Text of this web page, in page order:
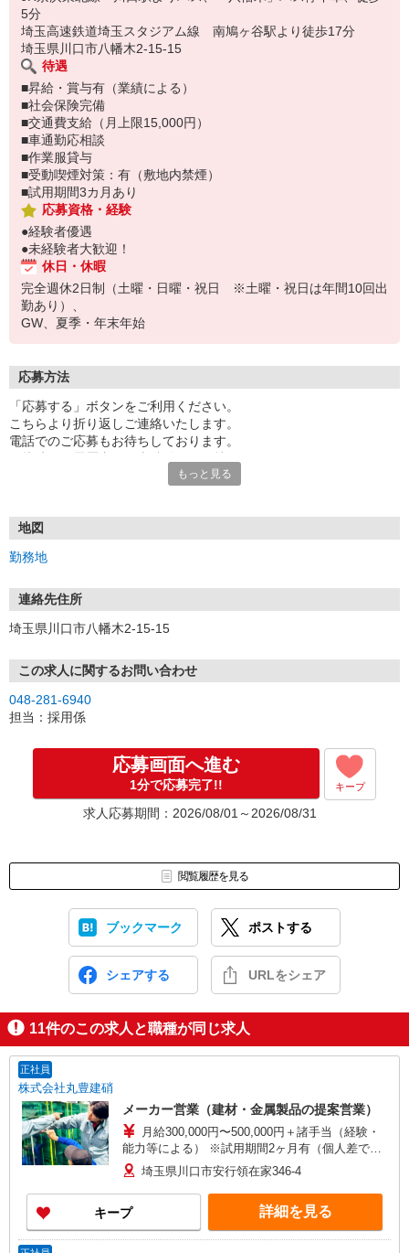
5分
埼玉高速鉄道埼玉スタジアム線 南鳩ヶ谷駅より徒歩17分
埼玉県川口市八幡木2-15-15
待遇
■昇給・賞与有（業績による）
■社会保険完備
■交通費支給（月上限15,000円）
■車通勤応相談
■作業服貸与
■受動喫煙対策：有（敷地内禁煙）
■試用期間3カ月あり
応募資格・経験
●経験者優遇
●未経験者大歓迎！
休日・休暇
完全週休2日制（土曜・日曜・祝日 ※土曜・祝日は年間10回出
勤あり）、
GW、夏季・年末年始
応募方法
「応募する」ボタンをご利用ください。
こちらより折り返しご連絡いたします。
電話でのご応募もお待ちしております。
もっと見る
地図
勤務地
連絡先住所
埼玉県川口市八幡木2-15-15
この求人に関するお問い合わせ
048-281-6940
担当：採用係
応募画面へ進む
1分で応募完了!! キープ
求人応募期間：2026/08/01～2026/08/31
閲覧履歴を見る
ブックマーク ポストする
シェアする URLをシェア
11件のこの求人と職種が同じ求人
正社員
株式会社丸豊建硝
メーカー営業（建材・金属製品の提案営業）
月給300,000円〜500,000円＋諸手当（経験・
能力等による） ※試用期間2ヶ月有（個人差で期
間は短縮されます） （年収例） 1年目
405万円 月給30万円＋諸手当＋賞
与 3年目 464万円 月給32万円＋
諸手当＋賞与 5年目（リーダー・主任） 530万
円 月給34万円＋資格手当＋諸手当＋賞与
埼玉県川口市安行領在家346-4
キープ 詳細を見る